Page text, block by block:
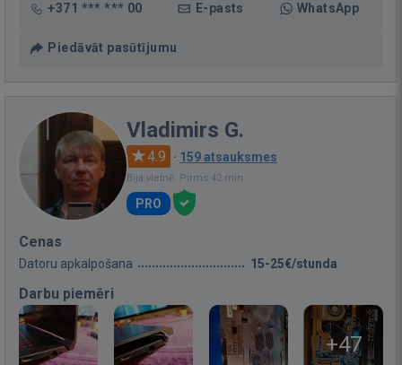
+371 *** *** 00 E-pasts WhatsApp
Piedāvāt pasūtījumu
Vladimirs G.
4.9 · 159 atsauksmes
Bija vietnē: Pirms 42 min.
PRO
Cenas
Datoru apkalpošana 15-25€/stunda
Darbu piemēri
+47